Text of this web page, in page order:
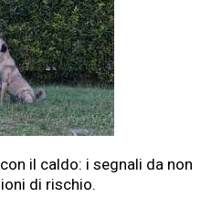
il caldo: i segnali da non
di rischio.